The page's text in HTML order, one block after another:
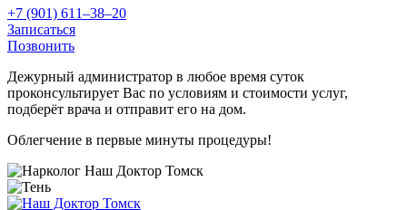
+7 (901) 611‒38‒20
Записаться
Позвонить
Дежурный администратор в любое время суток
проконсультирует Вас по условиям и стоимости услуг,
подберёт врача и отправит его на дом.
Облегчение в первые минуты процедуры!